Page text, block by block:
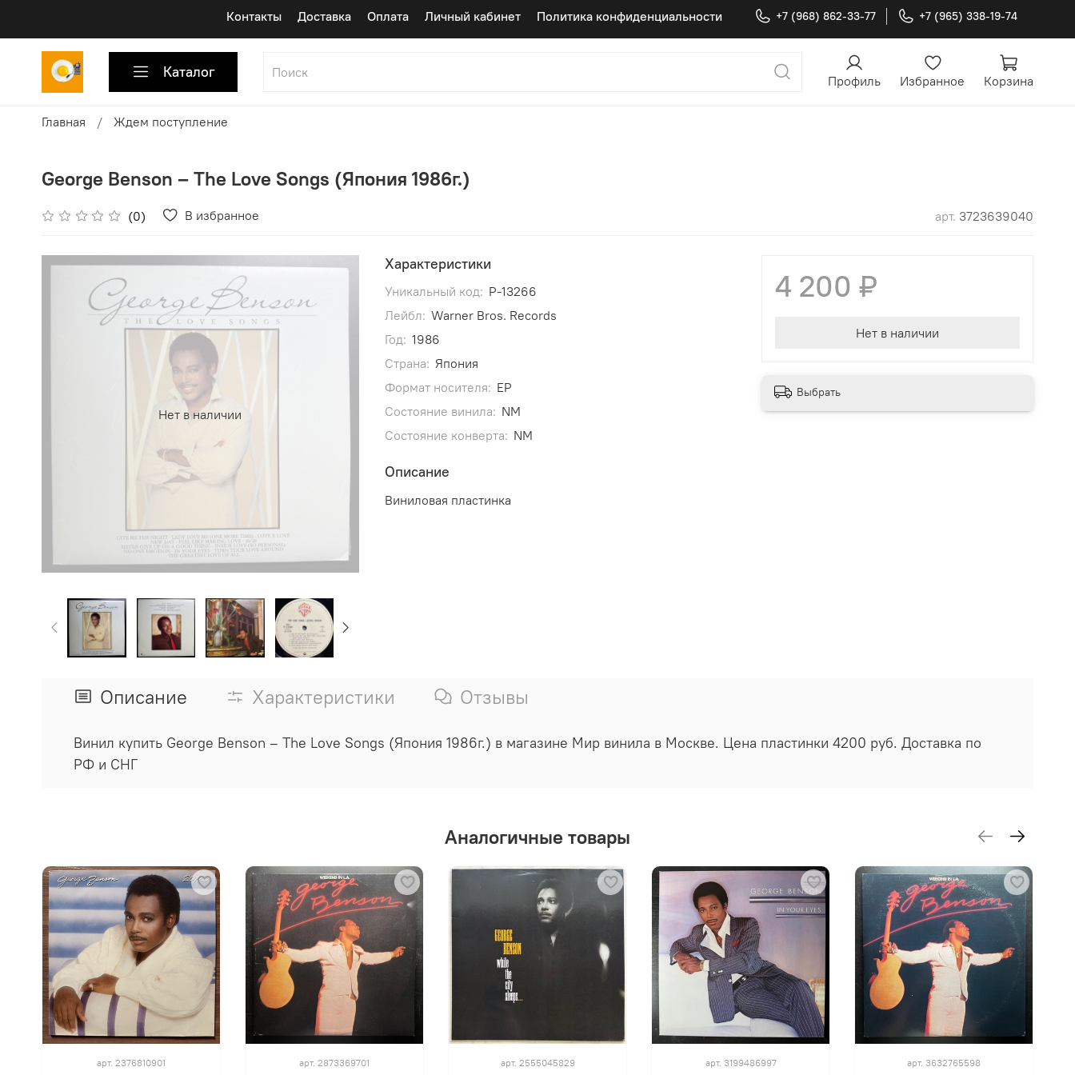
Контакты Доставка Оплата Личный кабинет Политика конфиденциальности +7 (968) 862-33-77 +7 (965) 338-19-74
Каталог Профиль Избранное Корзина
Главная Ждем поступление
George Benson ‎– The Love Songs (Япония 1986г.)
(0) В избранное арт. 3723639040
Нет в наличии
Характеристики
Уникальный код: P-13266
Лейбл: Warner Bros. Records
Год: 1986
Страна: Япония
Формат носителя: EP
Состояние винила: NM
Состояние конверта: NM
Описание
Виниловая пластинка
4 200 ₽
Нет в наличии
Выбрать
Описание Характеристики Отзывы
Винил купить George Benson ‎– The Love Songs (Япония 1986г.) в магазине Мир винила в Москве. Цена пластинки 4200 руб. Доставка по
РФ и СНГ
Аналогичные товары
арт. 2376810901 арт. 2873369701 арт. 2555045829 арт. 3199486997 арт. 3632765598